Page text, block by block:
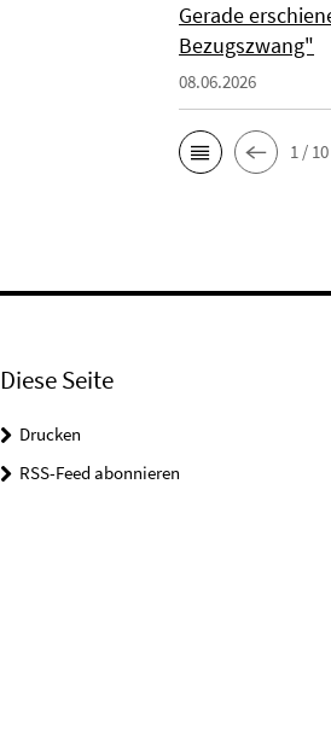
Gerade
Bezugszwang"
08.06.2026
1 / 10
Diese Seite
Drucken
RSS-Feed abonnieren